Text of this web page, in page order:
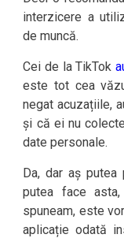
interzicere a
de muncă.
Cei de la TikTok
este tot cea
negat acuzațiile,
și că ei nu
date personale.
Da, dar aș putea
putea face
spuneam, este
aplicație odată